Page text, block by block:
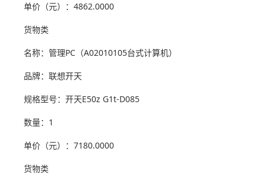
单价（元）：4862.0000
货物类
名称：管理PC（A02010105台式计算机）
品牌：联想开天
规格型号：开天E50z G1t-D085
数量：1
单价（元）：7180.0000
货物类